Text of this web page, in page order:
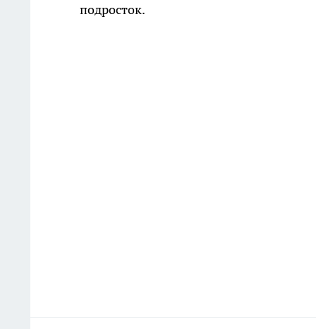
подросток.